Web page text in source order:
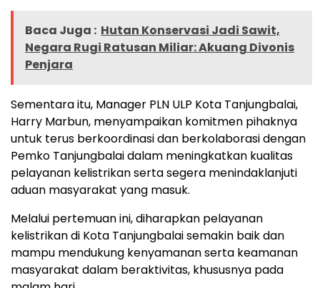
Baca Juga : Hutan Konservasi Jadi Sawit,
Negara Rugi Ratusan Miliar: Akuang Divonis
Penjara
Sementara itu, Manager PLN ULP Kota Tanjungbalai,
Harry Marbun, menyampaikan komitmen pihaknya
untuk terus berkoordinasi dan berkolaborasi dengan
Pemko Tanjungbalai dalam meningkatkan kualitas
pelayanan kelistrikan serta segera menindaklanjuti
aduan masyarakat yang masuk.
Melalui pertemuan ini, diharapkan pelayanan
kelistrikan di Kota Tanjungbalai semakin baik dan
mampu mendukung kenyamanan serta keamanan
masyarakat dalam beraktivitas, khususnya pada